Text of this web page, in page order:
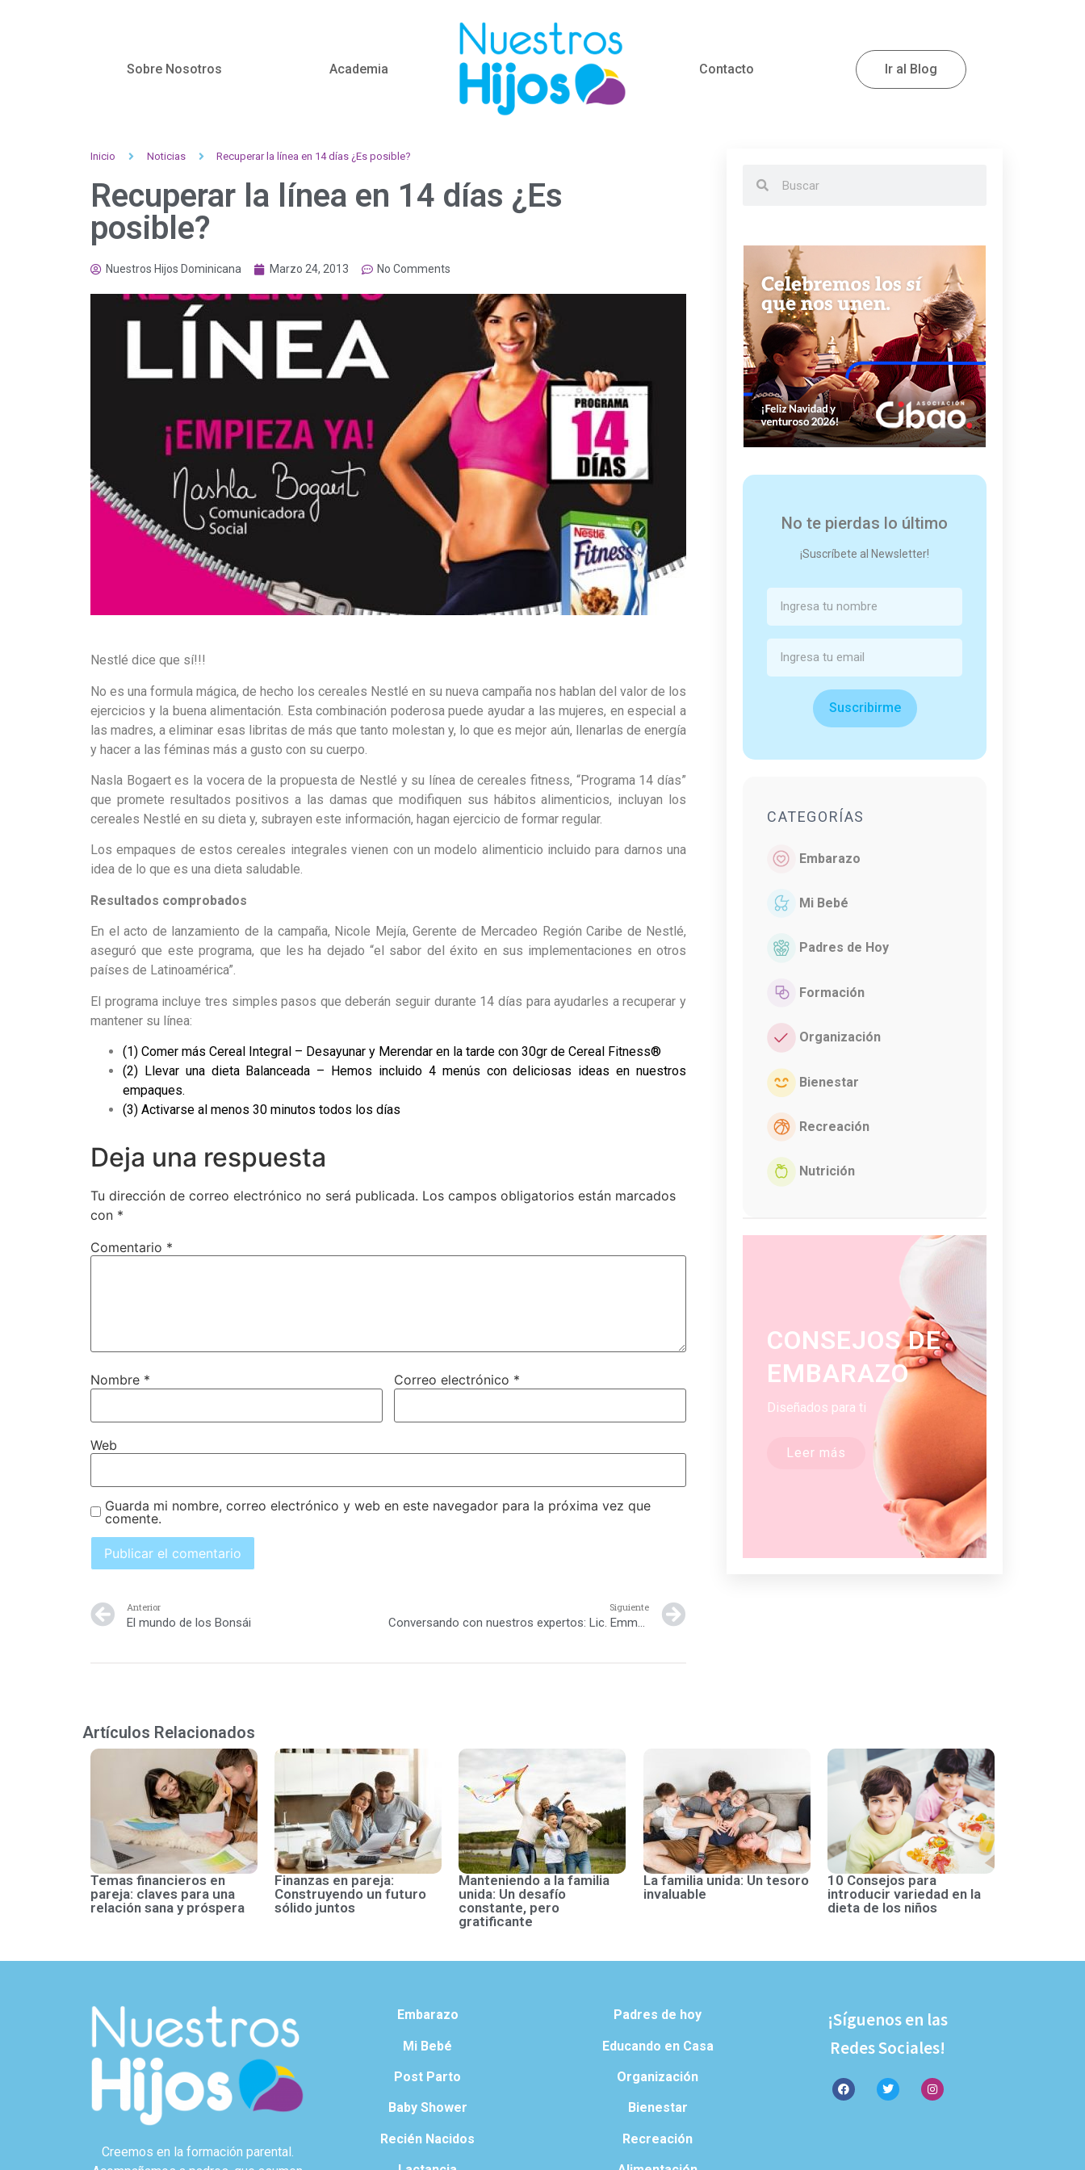
Sobre Nosotros Academia Contacto Ir al Blog
Inicio Noticias Recuperar la línea en 14 días ¿Es posible?
Recuperar la línea en 14 días ¿Es
posible?
Nuestros Hijos Dominicana Marzo 24, 2013 No Comments
Nestlé dice que sí!!!
No es una formula mágica, de hecho los cereales Nestlé en su nueva campaña nos hablan del valor de los
ejercicios y la buena alimentación. Esta combinación poderosa puede ayudar a las mujeres, en especial a
las madres, a eliminar esas libritas de más que tanto molestan y, lo que es mejor aún, llenarlas de energía
y hacer a las féminas más a gusto con su cuerpo.
Nasla Bogaert es la vocera de la propuesta de Nestlé y su línea de cereales fitness, “Programa 14 días”
que promete resultados positivos a las damas que modifiquen sus hábitos alimenticios, incluyan los
cereales Nestlé en su dieta y, subrayen este información, hagan ejercicio de formar regular.
Los empaques de estos cereales integrales vienen con un modelo alimenticio incluido para darnos una
idea de lo que es una dieta saludable.
Resultados comprobados
En el acto de lanzamiento de la campaña, Nicole Mejía, Gerente de Mercadeo Región Caribe de Nestlé,
aseguró que este programa, que les ha dejado “el sabor del éxito en sus implementaciones en otros
países de Latinoamérica”.
El programa incluye tres simples pasos que deberán seguir durante 14 días para ayudarles a recuperar y
mantener su línea:
(1) Comer más Cereal Integral – Desayunar y Merendar en la tarde con 30gr de Cereal Fitness®
(2) Llevar una dieta Balanceada – Hemos incluido 4 menús con deliciosas ideas en nuestros
empaques.
(3) Activarse al menos 30 minutos todos los días
Deja una respuesta
Tu dirección de correo electrónico no será publicada. Los campos obligatorios están marcados
con *
Comentario *
Nombre * Correo electrónico *
Web
Guarda mi nombre, correo electrónico y web en este navegador para la próxima vez que
comente.
Anterior
El mundo de los Bonsái
Siguiente
Conversando con nuestros expertos: Lic. Emma Carolina Fernández
No te pierdas lo último
¡Suscríbete al Newsletter!
Suscribirme
CATEGORÍAS
Embarazo
Mi Bebé
Padres de Hoy
Formación
Organización
Bienestar
Recreación
Nutrición
CONSEJOS DE
EMBARAZO
Diseñados para ti
Leer más
Artículos Relacionados
Temas financieros en
pareja: claves para una
relación sana y próspera
Finanzas en pareja:
Construyendo un futuro
sólido juntos
Manteniendo a la familia
unida: Un desafío
constante, pero
gratificante
La familia unida: Un tesoro
invaluable
10 Consejos para
introducir variedad en la
dieta de los niños
Creemos en la formación parental.
Embarazo
Mi Bebé
Post Parto
Baby Shower
Recién Nacidos
Padres de hoy
Educando en Casa
Organización
Bienestar
Recreación
¡Síguenos en las
Redes Sociales!